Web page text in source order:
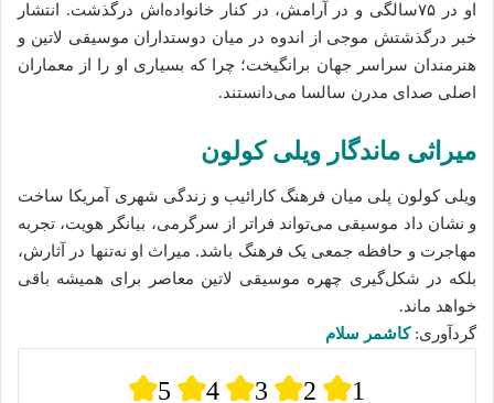
او در ۷۵سالگی و در آرامش، در کنار خانواده‌اش درگذشت. انتشار
خبر درگذشتش موجی از اندوه در میان دوستداران موسیقی لاتین و
هنرمندان سراسر جهان برانگیخت؛ چرا که بسیاری او را از معماران
اصلی صدای مدرن سالسا می‌دانستند.
میراثی ماندگار ویلی کولون
ویلی کولون پلی میان فرهنگ کارائیب و زندگی شهری آمریکا ساخت
و نشان داد موسیقی می‌تواند فراتر از سرگرمی، بیانگر هویت، تجربه
مهاجرت و حافظه جمعی یک فرهنگ باشد. میراث او نه‌تنها در آثارش،
بلکه در شکل‌گیری چهره موسیقی لاتین معاصر برای همیشه باقی
خواهد ماند.
گردآوری:کاشمر سلام
5 4 3 2 1